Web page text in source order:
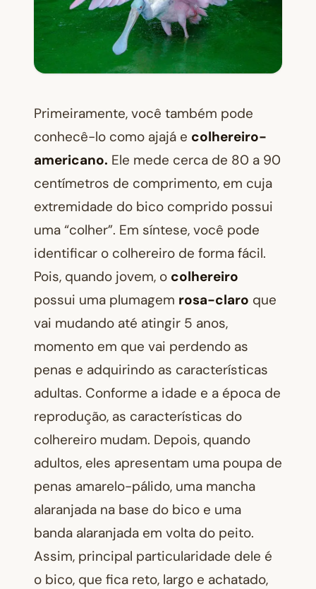
Primeiramente, você também pode
conhecê-lo como ajajá e colhereiro-
americano. Ele mede cerca de 80 a 90
centímetros de comprimento, em cuja
extremidade do bico comprido possui
uma “colher”. Em síntese, você pode
identificar o colhereiro de forma fácil.
Pois, quando jovem, o colhereiro
possui uma plumagem rosa-claro que
vai mudando até atingir 5 anos,
momento em que vai perdendo as
penas e adquirindo as características
adultas. Conforme a idade e a época de
reprodução, as características do
colhereiro mudam. Depois, quando
adultos, eles apresentam uma poupa de
penas amarelo-pálido, uma mancha
alaranjada na base do bico e uma
banda alaranjada em volta do peito.
Assim, principal particularidade dele é
o bico, que fica reto, largo e achatado,